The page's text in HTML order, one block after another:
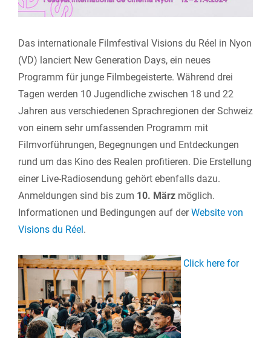
Das internationale Filmfestival Visions du Réel in Nyon
(VD) lanciert New Generation Days, ein neues
Programm für junge Filmbegeisterte. Während drei
Tagen werden 10 Jugendliche zwischen 18 und 22
Jahren aus verschiedenen Sprachregionen der Schweiz
von einem sehr umfassenden Programm mit
Filmvorführungen, Begegnungen und Entdeckungen
rund um das Kino des Realen profitieren. Die Erstellung
einer Live-Radiosendung gehört ebenfalls dazu.
Anmeldungen sind bis zum 10. März möglich.
Informationen und Bedingungen auf derWebsite von
Visions du Réel .
Click here for